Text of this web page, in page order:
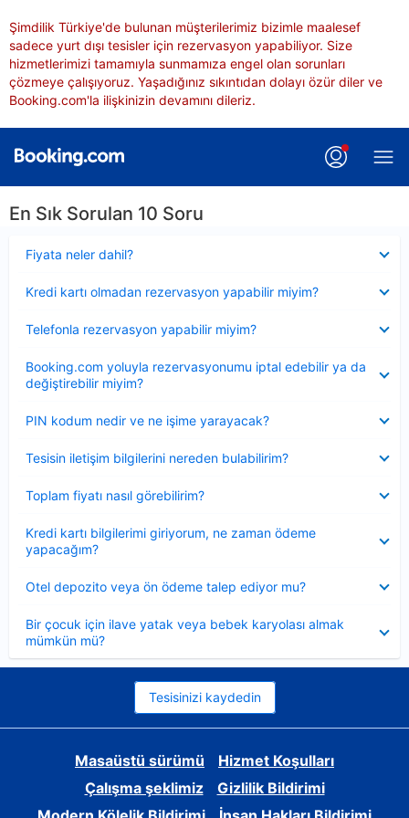
Şimdilik Türkiye'de bulunan müşterilerimiz bizimle maalesef
sadece yurt dışı tesisler için rezervasyon yapabiliyor. Size
hizmetlerimizi tamamıyla sunmamıza engel olan sorunları
çözmeye çalışıyoruz. Yaşadığınız sıkıntıdan dolayı özür diler ve
Booking.com'la ilişkinizin devamını dileriz.
En Sık Sorulan 10 Soru
Fiyata neler dahil?
Kredi kartı olmadan rezervasyon yapabilir miyim?
Telefonla rezervasyon yapabilir miyim?
Booking.com yoluyla rezervasyonumu iptal edebilir ya da
değiştirebilir miyim?
PIN kodum nedir ve ne işime yarayacak?
Tesisin iletişim bilgilerini nereden bulabilirim?
Toplam fiyatı nasıl görebilirim?
Kredi kartı bilgilerimi giriyorum, ne zaman ödeme
yapacağım?
Otel depozito veya ön ödeme talep ediyor mu?
Bir çocuk için ilave yatak veya bebek karyolası almak
mümkün mü?
Tesisinizi kaydedin
Masaüstü sürümü
Hizmet Koşulları
Çalışma şeklimiz
Gizlilik Bildirimi